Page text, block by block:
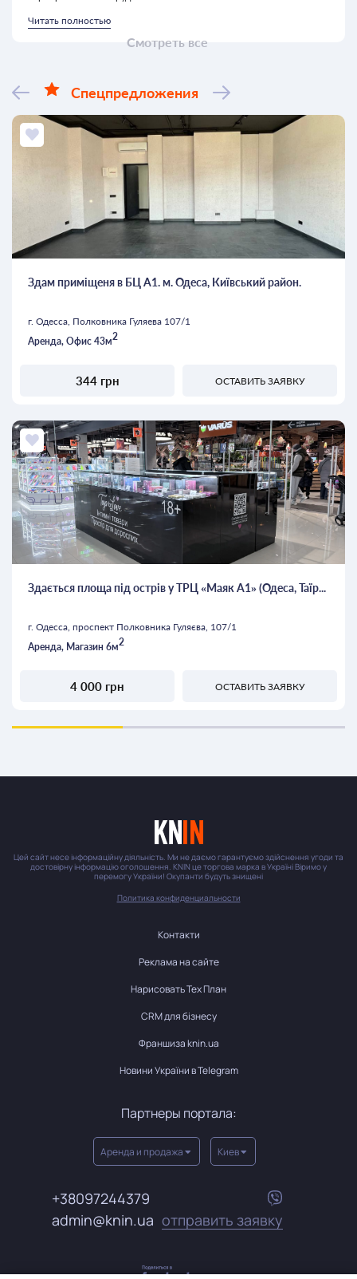
Смотреть все
Читать полностью
Спецпредложения
Здам приміщеня в БЦ А1. м. Одеса, Київський район.
г. Одесса, Полковника Гуляева 107/1
Аренда, Офис 43м2
344 грн ОСТАВИТЬ ЗАЯВКУ
Здається площа під острів у ТРЦ «Маяк А1» (Одеса, Таїр...
г. Одесса, проспект Полковника Гуляєва, 107/1
Аренда, Магазин 6м2
4 000 грн ОСТАВИТЬ ЗАЯВКУ
Цей сайт несе інформаційну діяльність. Ми не даємо гарантуємо здійснення угоди та
достовірну інформацію оголошення. KNIN це торгова марка в Україні Віримо у
перемогу України! Окупанти будуть знищені
Политика конфиденциальности
Контакти
Реклама на сайте
Нарисовать Тех План
CRM для бізнесу
Франшиза knin.ua
Новини України в Telegram
Партнеры портала:
Аренда и продажа Киев
+38097244379
admin@knin.ua отправить заявку